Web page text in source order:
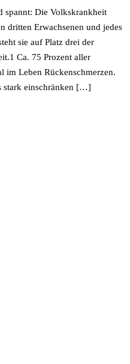
spannt: Die Volkskrankheit
dritten Erwachsenen und jedes
sie auf Platz drei der
Ca. 75 Prozent aller
im Leben Rückenschmerzen.
stark einschränken […]